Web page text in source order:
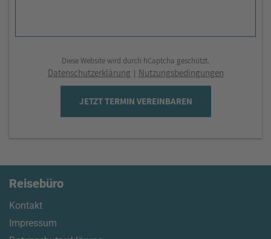
Diese Website wird durch hCaptcha geschützt.
Datenschutzerklärung | Nutzungsbedingungen
JETZT TERMIN VEREINBAREN
Reisebüro
Kontakt
Impressum